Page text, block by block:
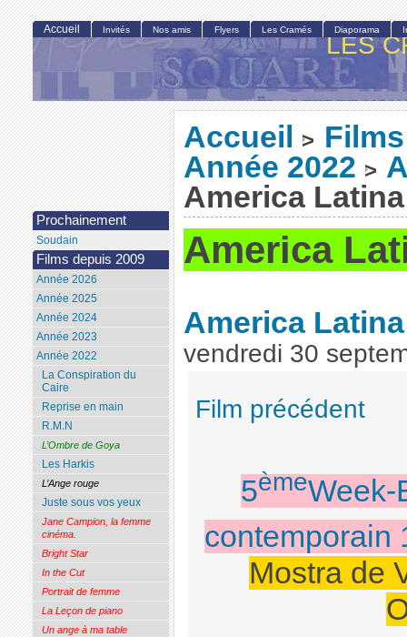
LES
Accueil >
Année 2022 >
America Latina
America
America Latina
vendredi 30
Film précédent
5èmeWeek-
contemporain
Mostra de
Accueil Invités Nos amis Flyers Les Cramés Diaporama
Prochainement
Soudain
Films depuis 2009
Année 2026
Année 2025
Année 2024
Année 2023
Année 2022
La Conspiration du
Caire
Reprise en main
R.M.N
L’Ombre de Goya
Les Harkis
L’Ange rouge
Juste sous vos yeux
Jane Campion, la femme
cinéma.
Bright Star
In the Cut
Portrait de femme
La Leçon de piano
Un ange à ma table